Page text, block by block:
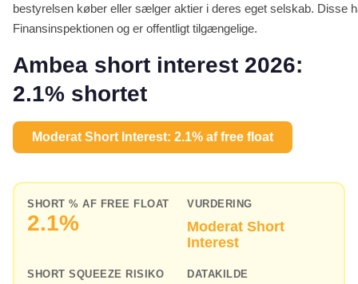
bestyrelsen køber eller sælger aktier i deres eget selskab. Disse
Finansinspektionen og er offentligt tilgængelige.
Ambea short interest 2026:
2.1% shortet
Moderat Short Interest: 2.1% af free float
SHORT % AF FREE FLOAT
2.1%
VURDERING
Moderat Short
Interest
SHORT SQUEEZE RISIKO DATAKILDE